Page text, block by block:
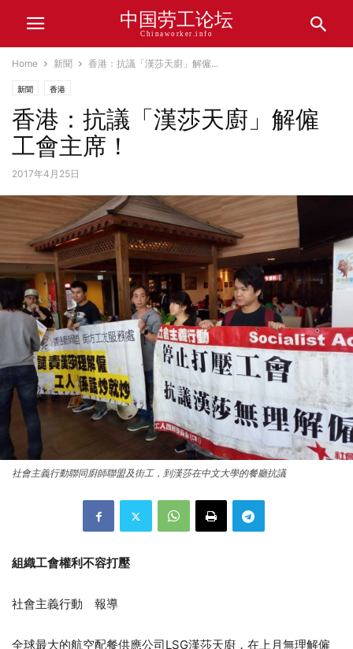
中国劳工论坛
Chinaworker.info
Home 新聞 香港：抗議「漢莎天廚」解僱...
新聞 香港
香港：抗議「漢莎天廚」解僱
工會主席！
2017年4月25日
社會主義行動聯同廚師聯盟及街工，到漢莎在中文大學的餐廳抗議
組織工會權利不容打壓
社會主義行動 報導
全球最大的航空配餐供應公司LSG漢莎天廚，在上月無理解僱